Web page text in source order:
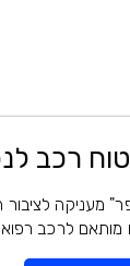
רכב
מעניקה
מותאם לרכב רפואי